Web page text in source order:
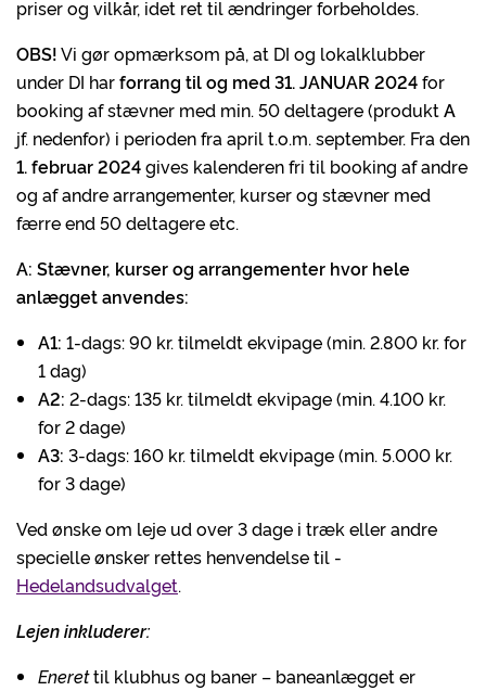
priser og vilkår, idet ret til ændringer forbeholdes.
OBS!Vi gør opmærksom på, at DI og lokalklubber
under DI harforrang til og med 31. JANUAR 2024for
booking af stævner med min. 50 deltagere (produktA
jf. nedenfor) i perioden fra april t.o.m. september. Fra den
1. februar 2024gives kalenderen fri til booking af andre
og af andre arrangementer, kurser og stævner med
færre end 50 deltagere etc.
A: Stævner, kurser og arrangementer hvor hele
anlægget anvendes:
A1: 1-dags: 90 kr. tilmeldt ekvipage (min. 2.800 kr. for
1 dag)
A2: 2-dags: 135 kr. tilmeldt ekvipage (min. 4.100 kr.
for 2 dage)
A3: 3-dags: 160 kr. tilmeldt ekvipage (min. 5.000 kr.
for 3 dage)
Ved ønske om leje ud over 3 dage i træk eller andre
specielle ønsker rettes henvendelse til -
Hedelandsudvalget.
Lejen inkluderer:
Enerettil klubhus og baner – baneanlægget er